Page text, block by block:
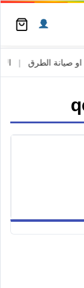
صيانة الطرق